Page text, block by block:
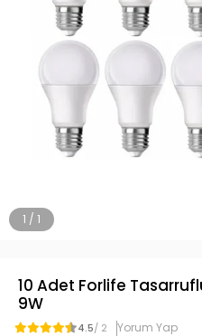
1 / 1
10 Adet Forlife
9W
4.5/ 2 Yorum Yap